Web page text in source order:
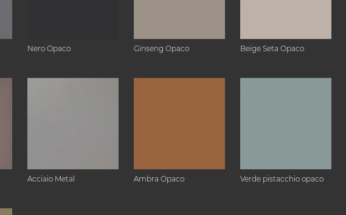
Nero Opaco Ginseng Opaco Beige Seta Opaco
Acciaio Metal Ambra Opaco Verde pistacchio opaco